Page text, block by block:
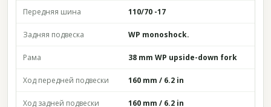
Передняя шина 110/70 -17
Задняя подвеска WP monoshock.
Рама 38 mm WP upside-down fork
Ход передней подвески 160 mm / 6.2 in
Ход задней подвески 160 mm / 6.2 in